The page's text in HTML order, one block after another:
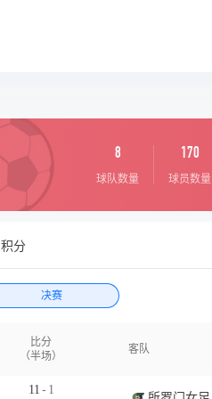
8
球队数量
170
球员数量
积分
决赛
比分
（半场）
客队
11 - 1